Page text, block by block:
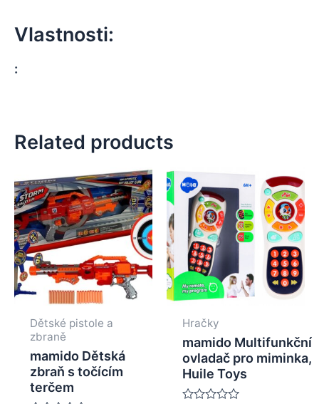
Vlastnosti:
:
Related products
Dětské pistole a
zbraně
mamido Dětská
zbraň s točícím
terčem
Hračky
mamido Multifunkční
ovladač pro miminka,
Huile Toys